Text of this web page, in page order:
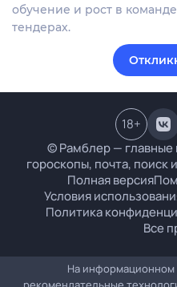
обучение и рост в
тендерах.
© Рамблер — главные
гороскопы, почта, поиск
Полная версия
Условия
Политика
Все
18+
На информационном